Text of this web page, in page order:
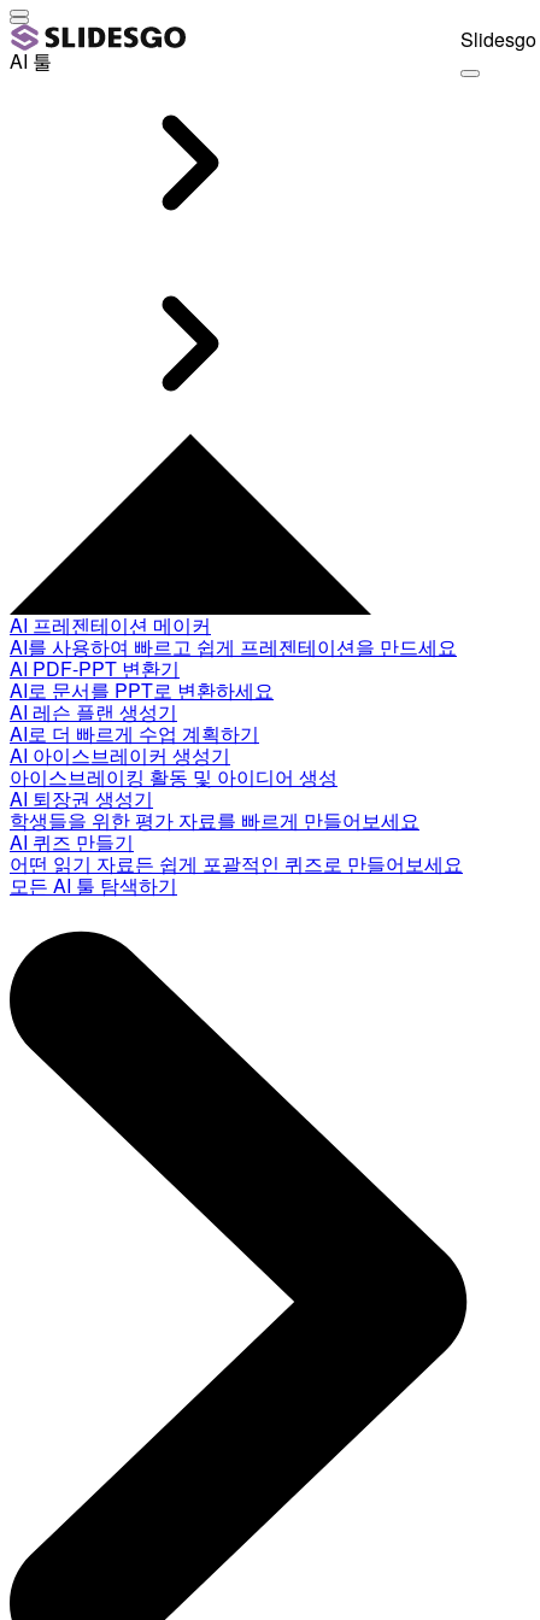
AI 툴
AI 프레젠테이션 메이커
AI를 사용하여 빠르고 쉽게 프레젠테이션을 만드세요
AI PDF-PPT 변환기
AI로 문서를 PPT로 변환하세요
AI 레슨 플랜 생성기
AI로 더 빠르게 수업 계획하기
AI 아이스브레이커 생성기
아이스브레이킹 활동 및 아이디어 생성
AI 퇴장권 생성기
학생들을 위한 평가 자료를 빠르게 만들어보세요
AI 퀴즈 만들기
어떤 읽기 자료든 쉽게 포괄적인 퀴즈로 만들어보세요
모든 AI 툴 탐색하기